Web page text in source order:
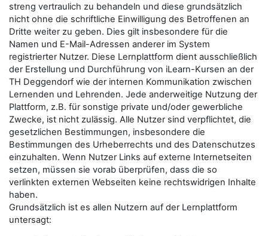
streng vertraulich zu behandeln und diese grundsätzlich
nicht ohne die schriftliche Einwilligung des Betroffenen an
Dritte weiter zu geben. Dies gilt insbesondere für die
Namen und E-Mail-Adressen anderer im System
registrierter Nutzer. Diese Lernplattform dient ausschließlich
der Erstellung und Durchführung von iLearn-Kursen an der
TH Deggendorf wie der internen Kommunikation zwischen
Lernenden und Lehrenden. Jede anderweitige Nutzung der
Plattform, z.B. für sonstige private und/oder gewerbliche
Zwecke, ist nicht zulässig. Alle Nutzer sind verpflichtet, die
gesetzlichen Bestimmungen, insbesondere die
Bestimmungen des Urheberrechts und des Datenschutzes
einzuhalten. Wenn Nutzer Links auf externe Internetseiten
setzen, müssen sie vorab überprüfen, dass die so
verlinkten externen Webseiten keine rechtswidrigen Inhalte
haben.
Grundsätzlich ist es allen Nutzern auf der Lernplattform
untersagt: